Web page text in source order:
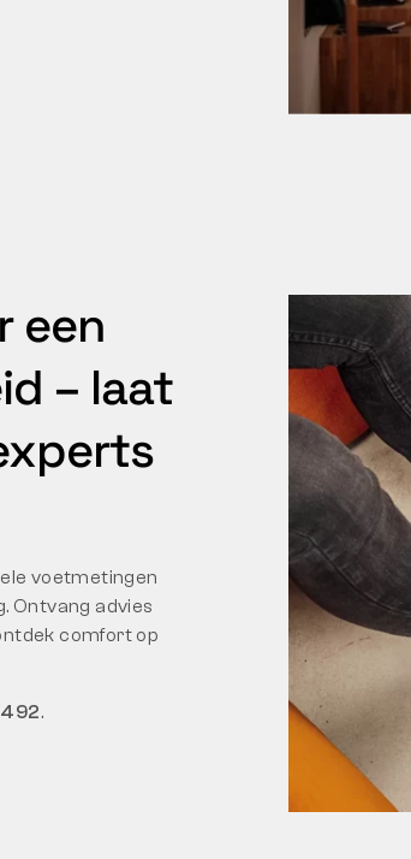
een
– laat
voetmetingen
Ontvang advies
comfort op
.